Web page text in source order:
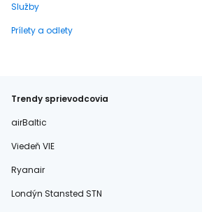
Služby
Prílety a odlety
Trendy sprievodcovia
airBaltic
Viedeň VIE
Ryanair
Londýn Stansted STN